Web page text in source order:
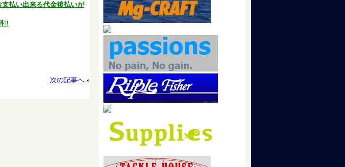
払い出来る代金後払いが
!!
次の記事へ »